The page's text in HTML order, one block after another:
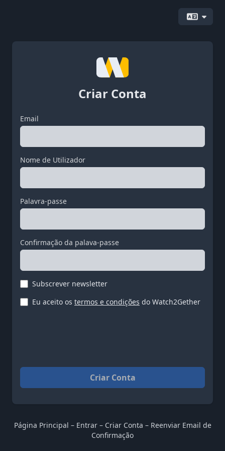
Criar Conta
Email
Nome de Utilizador
Palavra-passe
Confirmação da palava-passe
Subscrever newsletter
Eu aceito os termos e condições do Watch2Gether
Criar Conta
Página Principal – Entrar – Criar Conta – Reenviar Email de
Confirmação